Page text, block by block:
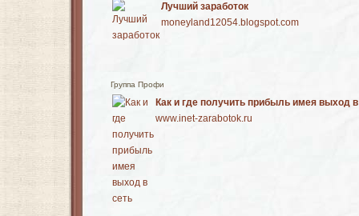
Лучший заработок
moneyland12054.blogspot.com
Группа Профи
Как и где получить прибыль имея выход в
www.inet-zarabotok.ru